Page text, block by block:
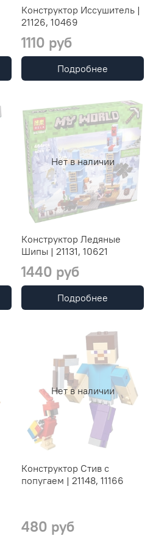
Конструктор Иссушитель |
21126, 10469
1110 руб
Подробнее
Нет в наличии
Конструктор Ледяные
Шипы | 21131, 10621
1440 руб
Подробнее
Нет в наличии
Конструктор Стив с
попугаем | 21148, 11166
480 руб